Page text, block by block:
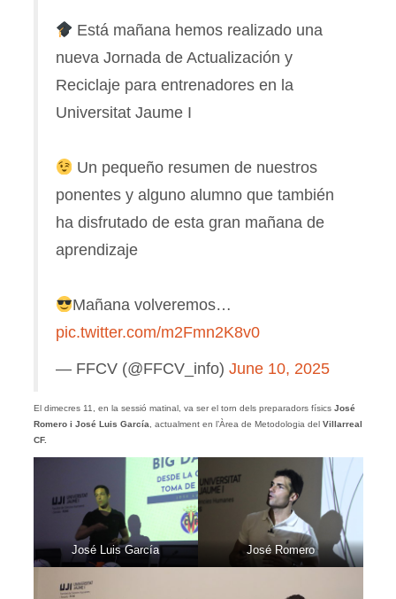
Está mañana hemos realizado una
nueva Jornada de Actualización y
Reciclaje para entrenadores en la
Universitat Jaume I
Un pequeño resumen de nuestros
ponentes y alguno alumno que también
ha disfrutado de esta gran mañana de
aprendizaje
Mañana volveremos…
pic.twitter.com/m2Fmn2K8v0
— FFCV (@FFCV_info) June 10, 2025
El dimecres 11, en la sessió matinal, va ser el torn dels preparadors físics José
Romero i José Luis García , actualment en l’Àrea de Metodologia del Villarreal
CF.
José Luis García José Romero